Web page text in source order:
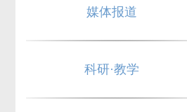
媒体报道
科研·教学